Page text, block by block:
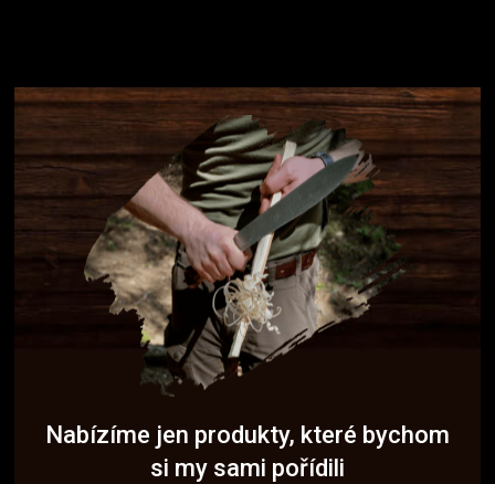
Nabízíme jen produkty, které bychom
si my sami pořídili